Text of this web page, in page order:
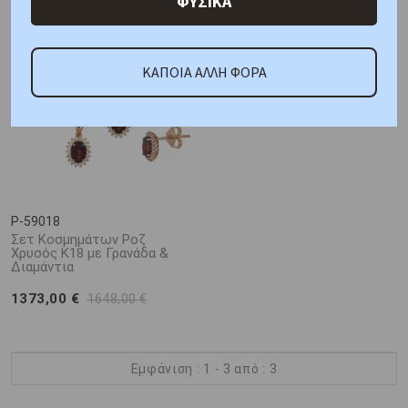
P-59018
Σετ Κοσμημάτων Ροζ
Χρυσός Κ18 με Γρανάδα &
Διαμάντια
1373,00 € 1648,00 €
Εμφάνιση : 1 - 3 από : 3
ΚΑΠΟΙΑ ΑΛΛΗ ΦΟΡΑ